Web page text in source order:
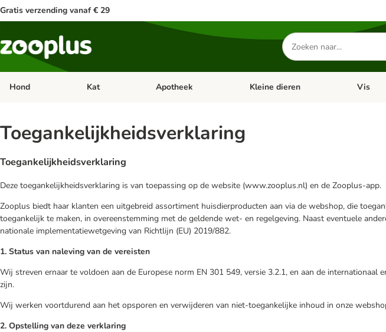
Gratis verzending vanaf € 29
Zoeken
naar
producten
Hond Open categorie menu: Hond
Kat Open categorie menu: Kat
Apotheek Open categorie menu: Apotheek
Kleine dieren Open
Vis
Toegankelijkheidsverklaring
Toegankelijkheidsverklaring
Deze toegankelijkheidsverklaring is van toepassing op de website (www.zooplus.nl) en de Zooplus-app.
Zooplus biedt haar klanten een uitgebreid assortiment huisdierproducten aan via de webshop, die
toegankelijk te maken, in overeenstemming met de geldende wet- en regelgeving. Naast eventuele
nationale implementatiewetgeving van Richtlijn (EU) 2019/882.
1. Status van naleving van de vereisten
Wij streven ernaar te voldoen aan de Europese norm EN 301 549, versie 3.2.1, en aan de
zijn.
Wij werken voortdurend aan het opsporen en verwijderen van niet-toegankelijke inhoud in onze
2. Opstelling van deze verklaring